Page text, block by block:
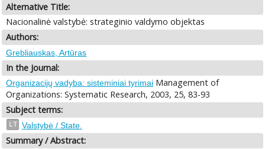
Alternative Title:
Nacionalinė valstybė: strateginio valdymo objektas
Authors:
Grebliauskas, Artūras
In the Journal:
Organizacijų vadyba: sisteminiai tyrimai Management of
Organizations: Systematic Research, 2003, 25, 83-93
Subject terms:
LT Valstybė / State.
Summary / Abstract: